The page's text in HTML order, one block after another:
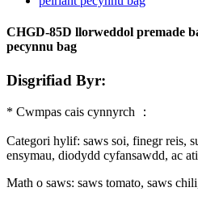
CHGD-85D llorweddol premade
pecynnu bag
Disgrifiad Byr:
* Cwmpas cais cynnyrch ：
Categori hylif: saws soi, finegr reis,
ensymau, diodydd cyfansawdd, ac
Math o saws: saws tomato, saws